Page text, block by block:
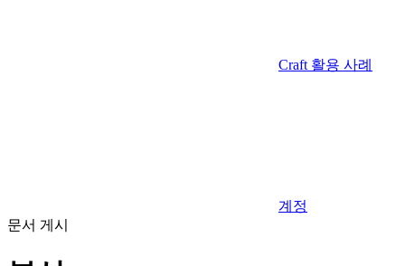
Craft 활용 사례
계정
문서 게시